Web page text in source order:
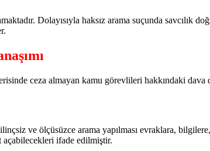
Dolayısıyla haksız arama suçunda
ceza almayan kamu görevlileri hakkındaki dava
ve ölçüsüzce arama yapılması evraklara,
ifade edilmiştir.